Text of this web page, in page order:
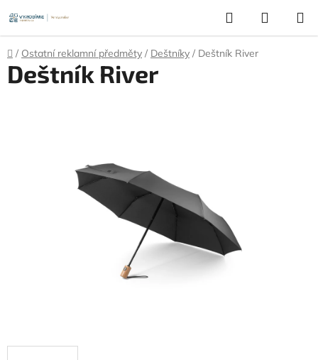
na
obsah
Hledat
KOŠÍK
Domů
/ Ostatní reklamní předměty / Deštníky / Deštník River
Deštník River